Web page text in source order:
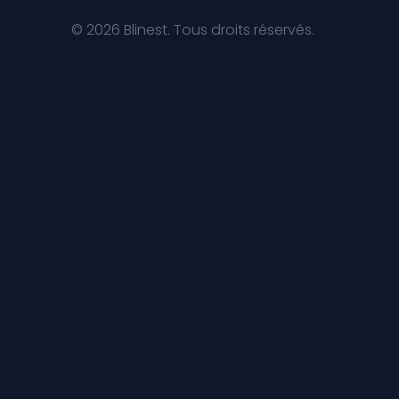
© 2026 Blinest. Tous droits réservés.